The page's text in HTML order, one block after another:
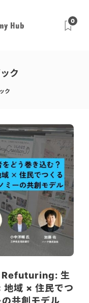
0
ク
ク
Refuturing: 生
地域 × 住民でつ
共創モデル